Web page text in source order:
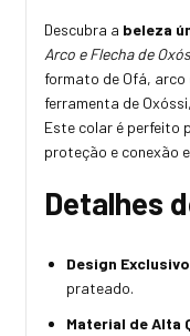
Descubra a beleza
Arco e Flecha de
formato de Ofá, arco
ferramenta de
Este colar é perfeito
proteção e conexão
Detalhes
Design
prateado.
Material de Alta